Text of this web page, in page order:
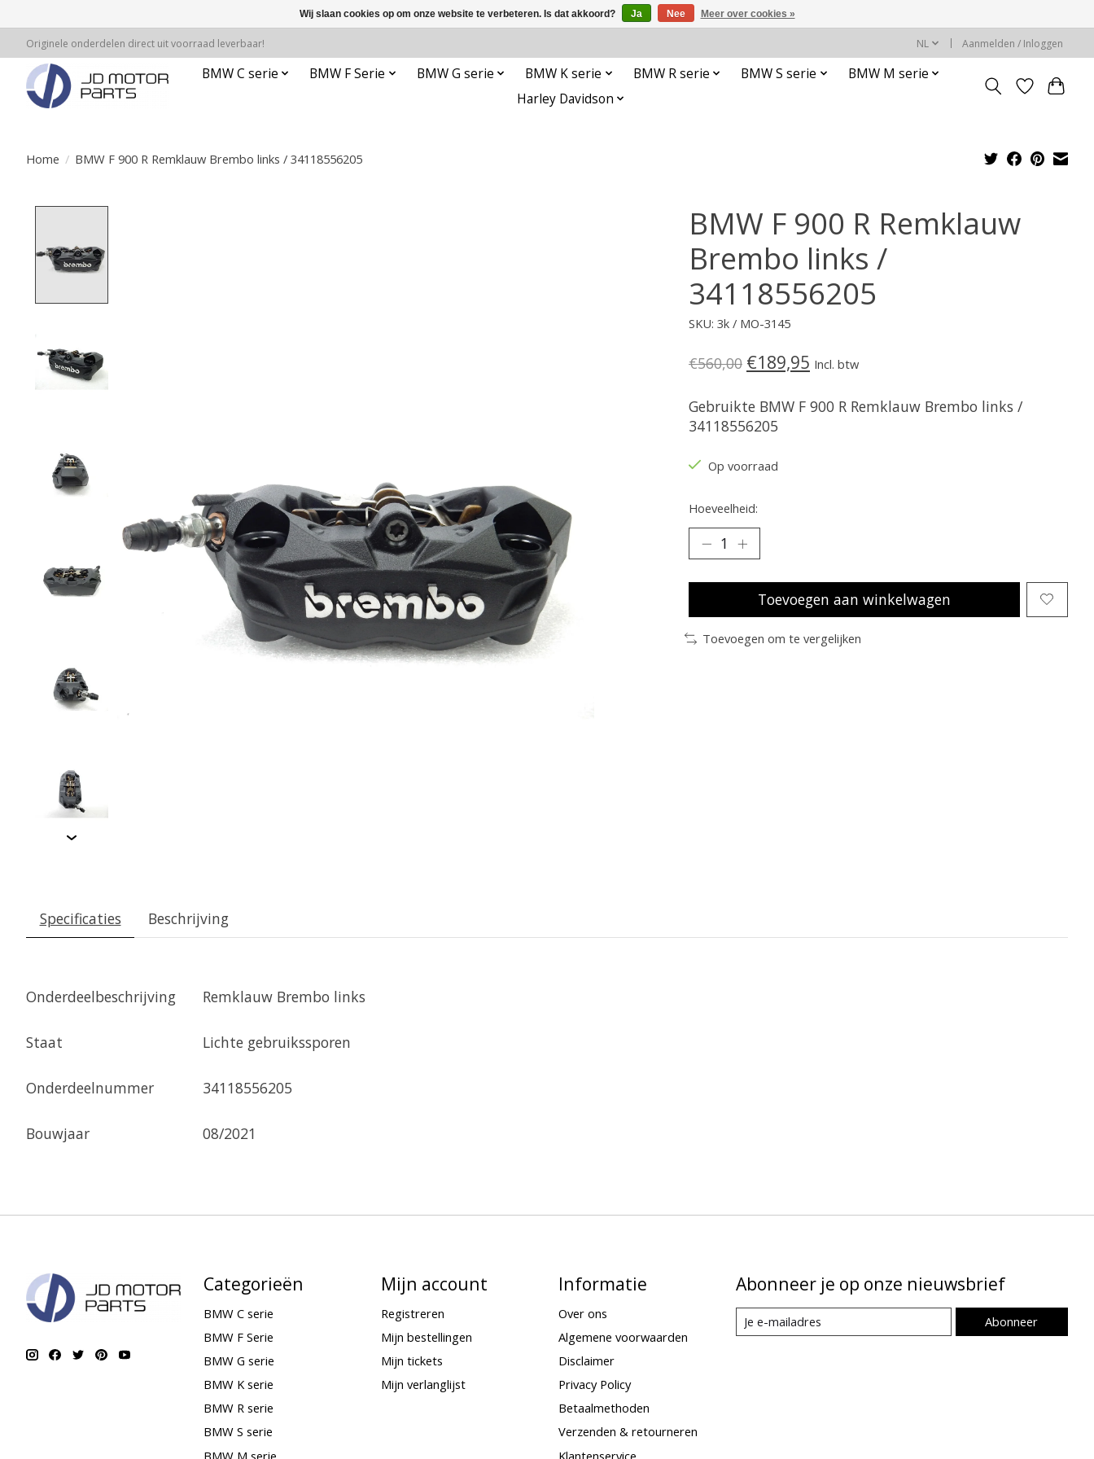
Originele onderdelen direct uit voorraad leverbaar! NL Aanmelden / Inloggen
BMW C serie BMW F Serie BMW G serie BMW K serie BMW R serie BMW S serie
BMW M serie
Harley Davidson
Home / BMW F 900 R Remklauw Brembo links / 34118556205
BMW F 900 R Remklauw
Brembo links /
34118556205
SKU: 3k / MO-3145
€560,00 €189,95 Incl. btw
Gebruikte BMW F 900 R Remklauw Brembo links /
34118556205
Op voorraad
Hoeveelheid:
Toevoegen aan winkelwagen
Toevoegen om te vergelijken
Specificaties Beschrijving
Onderdeelbeschrijving Remklauw Brembo links
Staat Lichte gebruikssporen
Onderdeelnummer 34118556205
Bouwjaar 08/2021
Categorieën
BMW C serie
BMW F Serie
BMW G serie
BMW K serie
BMW R serie
BMW S serie
BMW M serie
Mijn account
Registreren
Mijn bestellingen
Mijn tickets
Mijn verlanglijst
Informatie
Over ons
Algemene voorwaarden
Disclaimer
Privacy Policy
Betaalmethoden
Verzenden & retourneren
Klantenservice
Abonneer je op onze nieuwsbrief
Abonneer
Wij slaan cookies op om onze website te verbeteren. Is dat akkoord? Ja Nee Meer over cookies »